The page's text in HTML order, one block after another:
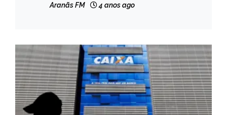
Aranãs FM 4 anos ago